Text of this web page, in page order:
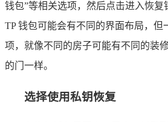
钱包”等相关选项，然后点击进入恢复
TP 钱包可能会有不同的界面布局，但
项，就像不同的房子可能有不同的装
的门一样。
选择使用私钥恢复